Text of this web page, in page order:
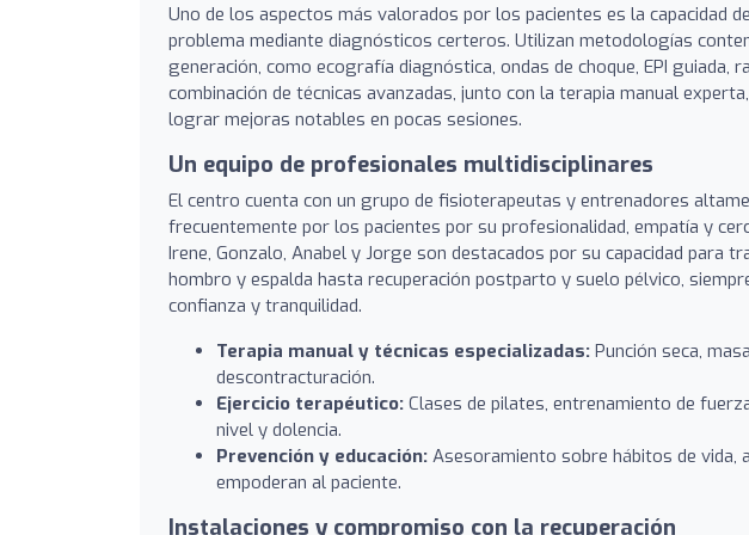
Uno de los aspectos más valorados por los pacientes es la capacidad
problema mediante diagnósticos certeros. Utilizan metodologías
generación, como ecografía diagnóstica, ondas de choque, EPI guiada,
combinación de técnicas avanzadas, junto con la terapia manual
lograr mejoras notables en pocas sesiones.
Un equipo de profesionales multidisciplinares
El centro cuenta con un grupo de fisioterapeutas y entrenadores
frecuentemente por los pacientes por su profesionalidad, empatía y
Irene, Gonzalo, Anabel y Jorge son destacados por su capacidad para
hombro y espalda hasta recuperación postparto y suelo pélvico,
confianza y tranquilidad.
Terapia manual y técnicas especializadas: Punción seca,
descontracturación.
Ejercicio terapéutico: Clases de pilates, entrenamiento de
nivel y dolencia.
Prevención y educación: Asesoramiento sobre hábitos de vida,
empoderan al paciente.
Instalaciones y compromiso con la recuperación